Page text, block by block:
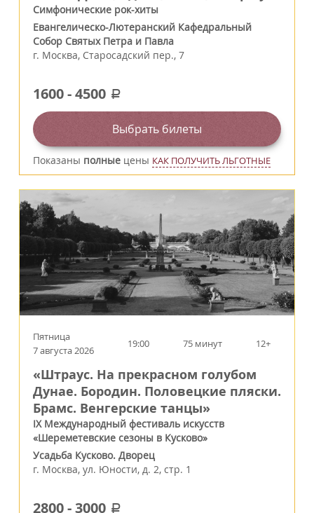
Симфонические рок-хиты
Евангелическо-Лютеранский Кафедральный
Собор Святых Петра и Павла
г. Москва, Старосадский пер., 7
1600-4500 a
Выбрать билеты
Показаны полные цены КАК ПОЛУЧИТЬ ЛЬГОТНЫЕ
Пятница
7 августа 2026
19:00 75 минут 12+
«Штраус. На прекрасном голубом
Дунае. Бородин. Половецкие пляски.
Брамс. Венгерские танцы»
IX Международный фестиваль искусств
«Шереметевские сезоны в Кусково»
Усадьба Кусково. Дворец
г. Москва, ул. Юности, д. 2, стр. 1
2800-3000 a